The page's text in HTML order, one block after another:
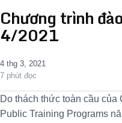
Chương trình
4/2021
4 thg 3, 2021
7 phút đọc
Do thách thức toàn cầu
Public Training Programs